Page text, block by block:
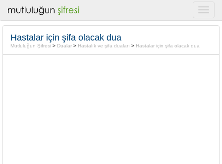
Hastalar için şifa olacak dua
Mutluluğun Şifresi > Dualar > Hastalık ve şifa duaları > Hastalar için şifa olacak dua